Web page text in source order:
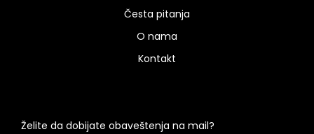
Česta pitanja
O nama
Kontakt
Želite da dobijate obaveštenja na mail?